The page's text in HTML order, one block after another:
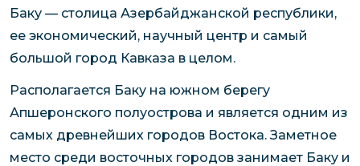
Баку — столица Азербайджанской республики,
ее экономический, научный центр и самый
большой город Кавказа в целом.
Располагается Баку на южном берегу
Апшеронского полуострова и является одним из
самых древнейших городов Востока. Заметное
место среди восточных городов занимает Баку и